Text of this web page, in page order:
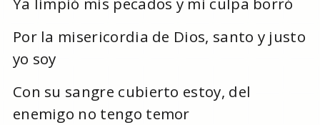
Por la misericordia de Dios, santo y justo
yo soy
Con su sangre cubierto estoy, del
enemigo no tengo temor